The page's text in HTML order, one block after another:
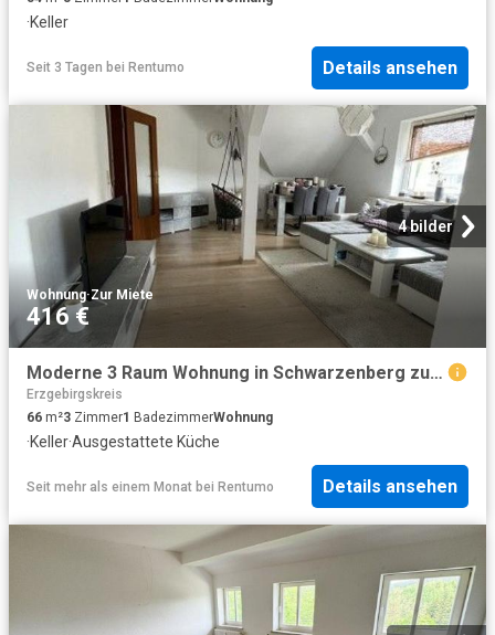
·Keller
Seit 3 Tagen bei Rentumo Details ansehen
4 bilder
Wohnung·Zur Miete
416 €
Moderne 3 Raum Wohnung in Schwarzenberg zu vermieten
Erzgebirgskreis
66 m²3 Zimmer1 BadezimmerWohnung
·Keller·Ausgestattete Küche
Seit mehr als einem Monat bei Rentumo Details ansehen